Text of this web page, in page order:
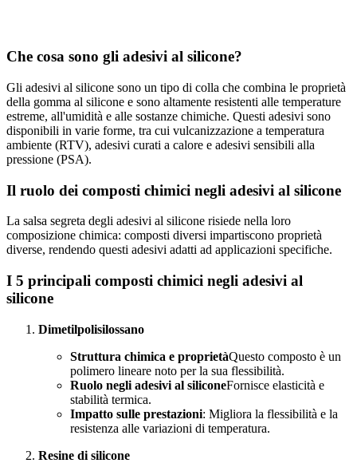
Che cosa sono gli adesivi al silicone?
Gli adesivi al silicone sono un tipo di colla che combina le proprietà
della gomma al silicone e sono altamente resistenti alle temperature
estreme, all'umidità e alle sostanze chimiche. Questi adesivi sono
disponibili in varie forme, tra cui vulcanizzazione a temperatura
ambiente (RTV), adesivi curati a calore e adesivi sensibili alla
pressione (PSA).
Il ruolo dei composti chimici negli adesivi al silicone
La salsa segreta degli adesivi al silicone risiede nella loro
composizione chimica: composti diversi impartiscono proprietà
diverse, rendendo questi adesivi adatti ad applicazioni specifiche.
I 5 principali composti chimici negli adesivi al
silicone
Dimetilpolisilossano
Struttura chimica e proprietàQuesto composto è un
polimero lineare noto per la sua flessibilità.
Ruolo negli adesivi al siliconeFornisce elasticità e
stabilità termica.
Impatto sulle prestazioni: Migliora la flessibilità e la
resistenza alle variazioni di temperatura.
Resine di silicone